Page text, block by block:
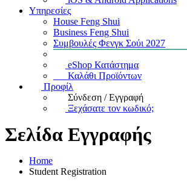
Υπηρεσίες
House Feng Shui
Business Feng Shui
Συμβουλές Φενγκ Σούι 2027
eShop Κατάστημα
Καλάθι Προϊόντων
Προφίλ
Σύνδεση / Εγγραφή
Ξεχάσατε τον κωδικό;
Σελίδα Εγγραφής
Home
Student Registration